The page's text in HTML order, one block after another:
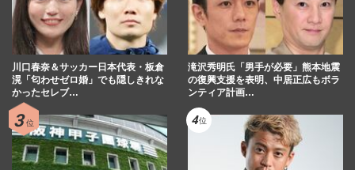
川口春奈＆サッカー日本代表・板倉
滉「匂わせゼロ婚」でも隠しきれな
かったセレブ…
滝沢秀明氏「男手が必要」熊本地震
の復興支援を表明、中居正広もボラ
ンティア計画…